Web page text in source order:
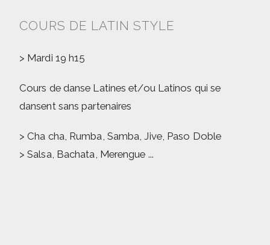
COURS DE LATIN STYLE
> Mardi 19 h15
Cours de danse Latines et/ou Latinos qui se
dansent sans partenaires
> Cha cha, Rumba, Samba, Jive, Paso Doble
> Salsa, Bachata, Merengue ...